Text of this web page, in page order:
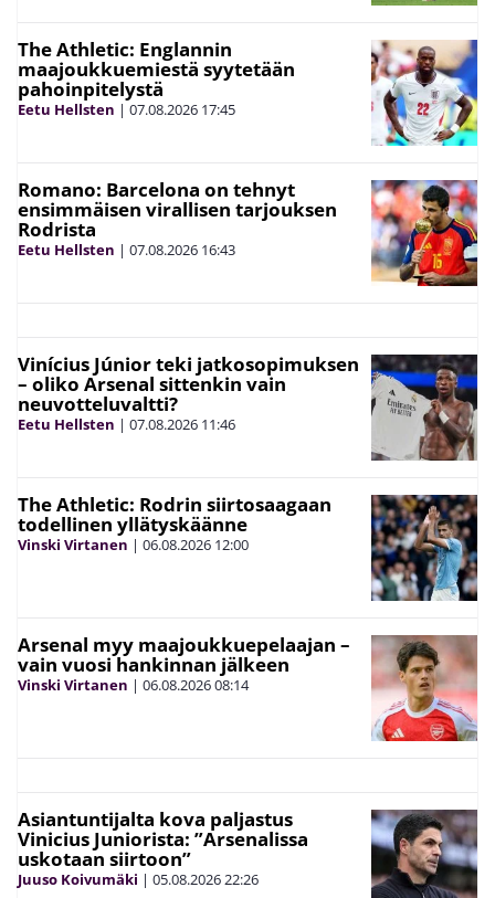
The Athletic: Englannin
maajoukkuemiestä syytetään
pahoinpitelystä
Eetu Hellsten | 07.08.2026 17:45
Romano: Barcelona on tehnyt
ensimmäisen virallisen tarjouksen
Rodrista
Eetu Hellsten | 07.08.2026 16:43
Vinícius Júnior teki jatkosopimuksen
– oliko Arsenal sittenkin vain
neuvotteluvaltti?
Eetu Hellsten | 07.08.2026 11:46
The Athletic: Rodrin siirtosaagaan
todellinen yllätyskäänne
Vinski Virtanen | 06.08.2026 12:00
Arsenal myy maajoukkuepelaajan –
vain vuosi hankinnan jälkeen
Vinski Virtanen | 06.08.202608:14
Asiantuntijalta kova paljastus
Vinicius Juniorista: ”Arsenalissa
uskotaan siirtoon”
Juuso Koivumäki | 05.08.202622:26